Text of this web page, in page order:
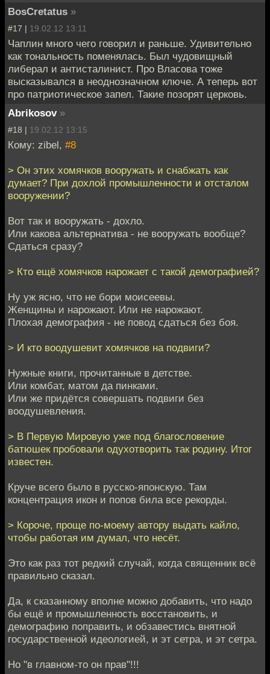
BosCretatus »
#17 | 19.02.12 13:11
Чаплин много чего говорил и раньше. Удивительно
как тональность поменялась. Был чудовищный
либерал и антисталинист. Про Власова тоже
высказывался в неоднозначном ключе. А теперь вот
про патриотическое запел. Такие позорят церковь.
Abrikosov »
#18 | 19.02.12 13:15
Кому: zibel, #8
> Он этих хомячков вооружать и снабжать как
думает? При дохлой промышленности и отсталом
вооружении?
Вот так и вооружать - дохло.
Или какова альтернатива - не вооружать вообще?
Сдаться сразу?
> Кто ещё хомячков нарожает с такой демографией?
Ну уж ясно, что не бори моисеевы.
Женщины и нарожают. Или не нарожают.
Плохая демография - не повод сдаться без боя.
> И кто воодушевит хомячков на подвиги?
Нужные книги, прочитанные в детстве.
Или комбат, матом да пинками.
Или же придётся совершать подвиги без
воодушевления.
> В Первую Мировую уже под благословение
батюшек пробовали одухотворить так родину. Итог
известен.
Круче всего было в русско-японскую. Там
концентрация икон и попов била все рекорды.
> Короче, проще по-моему автору выдать кайло,
чтобы работая им думал, что несёт.
Это как раз тот редкий случай, когда священник всё
правильно сказал.
Да, к сказанному вполне можно добавить, что надо
бы ещё и промышленность восстановить, и
демографию поправить, и обзавестись внятной
государственной идеологией, и эт сетра, и эт сетра.
Но "в главном-то он прав"!!!